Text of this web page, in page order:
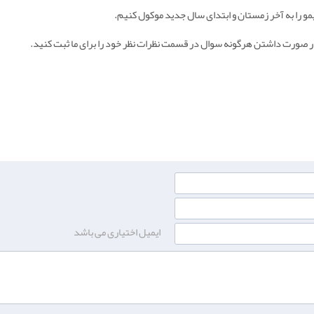
را به آخر زمستان و ابتدای سال جدید موکول کنیم.
در صورت داشتن هرگونه سوال در قسمت نظرات نظر خود را برای ما ثبت کنید.
ایمیل اختیاری می باشد